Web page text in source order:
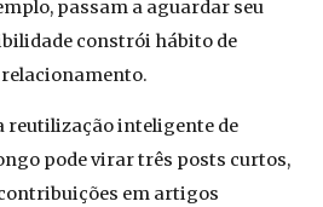
passam a aguardar seu
constrói hábito de
reutilização inteligente de
pode virar três posts curtos,
em artigos